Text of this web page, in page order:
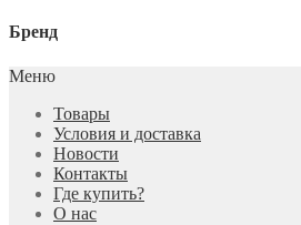
Бренд
Меню
Товары
Условия и доставка
Новости
Контакты
Где купить?
О нас